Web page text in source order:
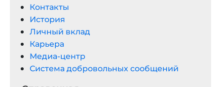
Контакты
История
Личный вклад
Карьера
Медиа-центр
Система добровольных сообщений